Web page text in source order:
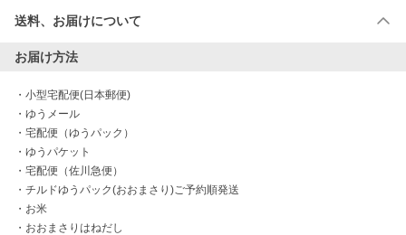
送料、お届けについて
お届け方法
・ 小型宅配便(日本郵便)
・ ゆうメール
・ 宅配便（ゆうパック）
・ ゆうパケット
・ 宅配便（佐川急便）
・ チルドゆうパック(おおまさり)ご予約順発送
・ お米
・ おおまさりはねだし